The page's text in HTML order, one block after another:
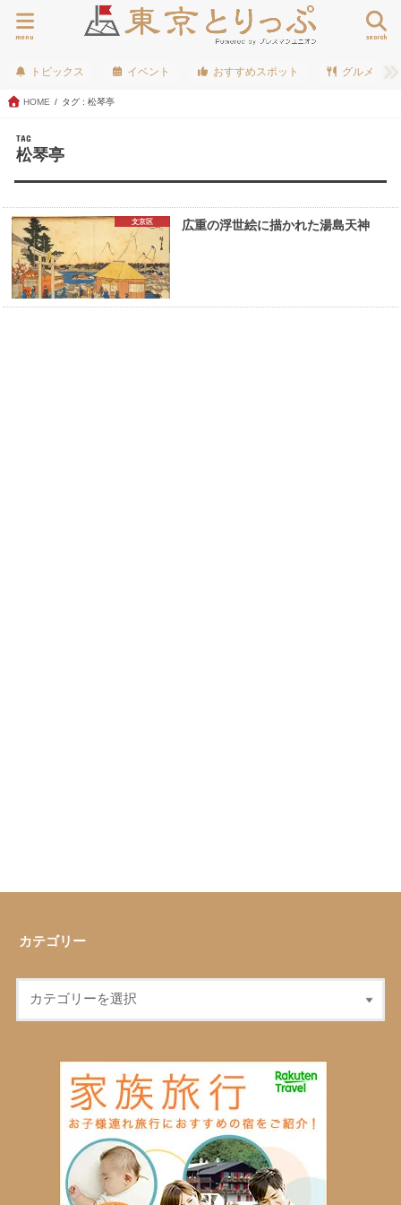
search
menu
トピックス イベント おすすめスポット グルメ
HOME タグ : 松琴亭
TAG
松琴亭
文京区 広重の浮世絵に描かれた湯島天神
カテゴリー